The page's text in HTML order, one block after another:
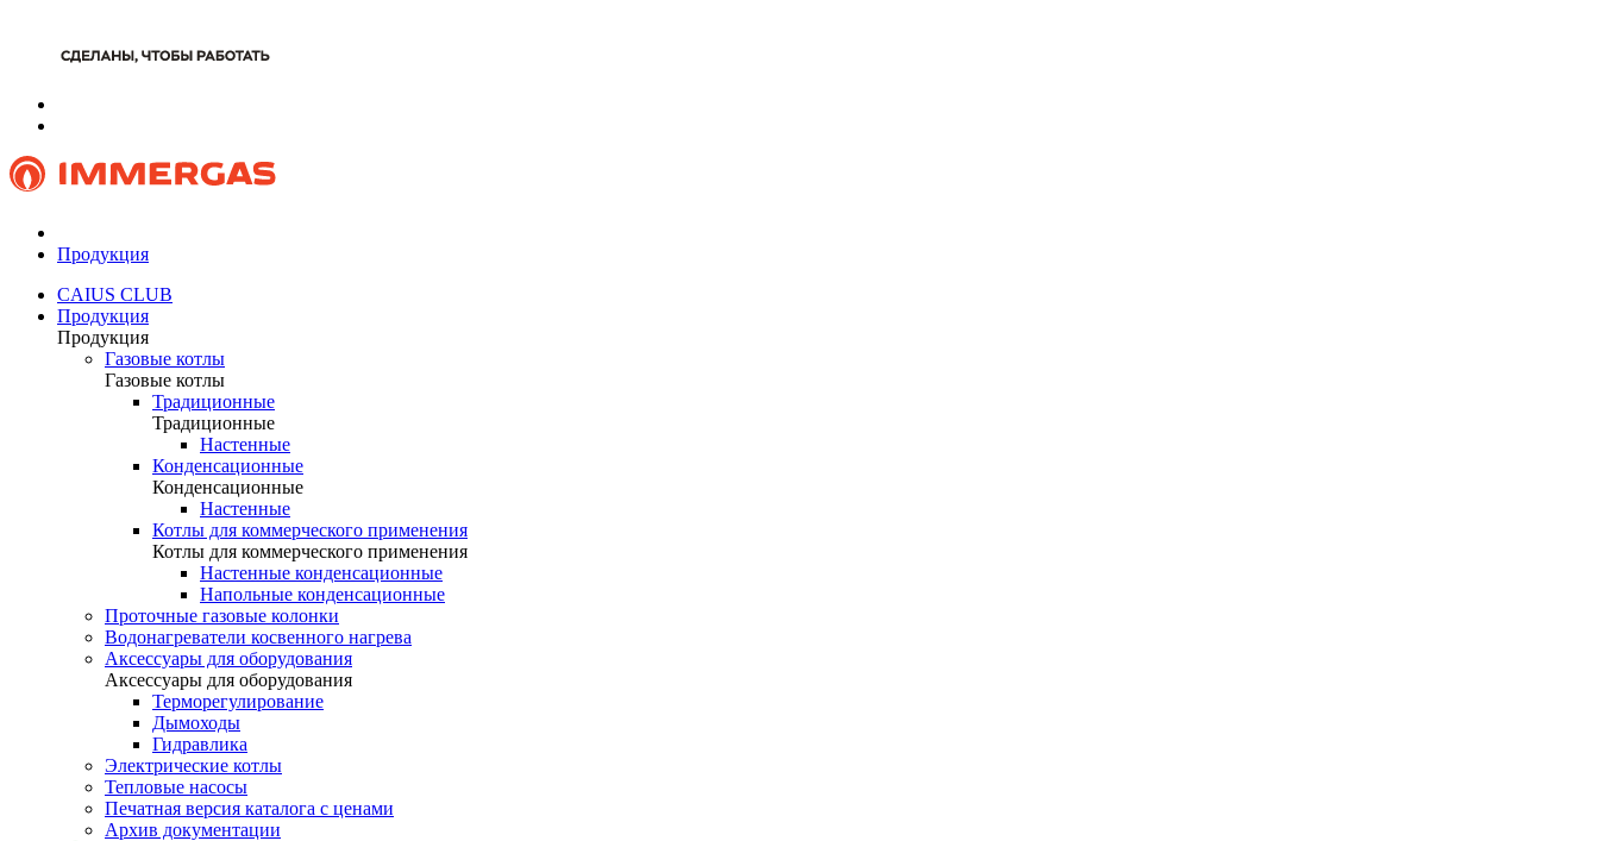
Продукция
CAIUS CLUB
Продукция
Продукция
Газовые котлы
Газовые котлы
Традиционные
Традиционные
Настенные
Конденсационные
Конденсационные
Настенные
Котлы для коммерческого применения
Котлы для коммерческого применения
Настенные конденсационные
Напольные конденсационные
Проточные газовые колонки
Водонагреватели косвенного нагрева
Аксессуары для оборудования
Аксессуары для оборудования
Терморегулирование
Дымоходы
Гидравлика
Электрические котлы
Тепловые насосы
Печатная версия каталога с ценами
Архив документации